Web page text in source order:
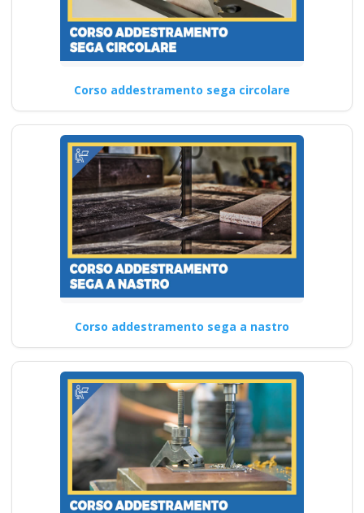
Corso addestramento sega circolare
Corso addestramento sega a nastro